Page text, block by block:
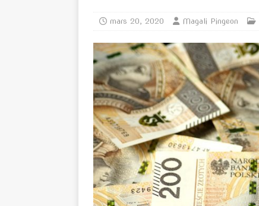
mars 20, 2020 Magali Pingeon